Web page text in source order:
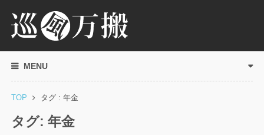
MENU
TOP タグ : 年金
タグ: 年金